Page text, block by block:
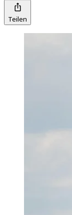
Teilen